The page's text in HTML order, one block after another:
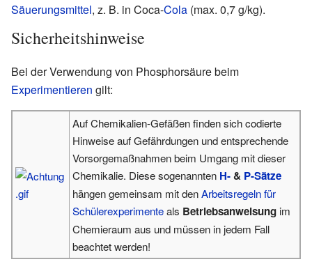
Säuerungsmittel, z. B. in Coca-Cola (max. 0,7 g/kg).
Sicherheitshinweise
Bei der Verwendung von Phosphorsäure beim
Experimentieren gilt:
Auf Chemikalien-Gefäßen finden sich codierte
Hinweise auf Gefährdungen und entsprechende
Vorsorgemaßnahmen beim Umgang mit dieser
Chemikalie. Diese sogenannten H-& P-Sätze
hängen gemeinsam mit denArbeitsregeln für
Schülerexperimenteals Betriebsanweisung im
Chemieraum aus und müssen in jedem Fall
beachtet werden!